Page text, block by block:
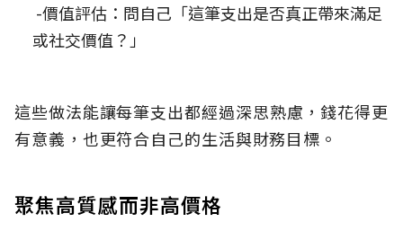
-價值評估：問自己「這筆支出是否真正帶來滿足
或社交價值？」
這些做法能讓每筆支出都經過深思熟慮，錢花得更
有意義，也更符合自己的生活與財務目標。
聚焦高質感而非高價格